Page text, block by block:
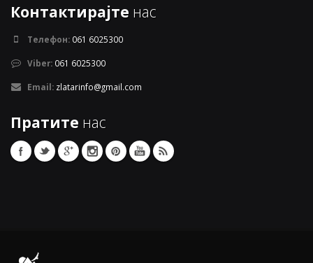
Контактирајте нас
Телефон: 061 6025300
Viber: 061 6025300
Email: zlatarinfo@gmail.com
Пратите нас